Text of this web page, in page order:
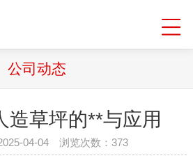
公司动态
造草坪的**与应用
04-04 浏览次数：373